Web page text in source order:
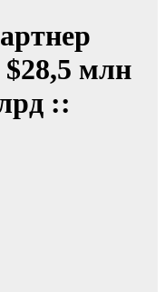
млн
::